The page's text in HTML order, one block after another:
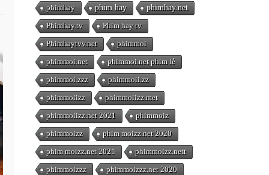
phimhay phim hay
phimhay.net
Phimhay.tv
Phim hay tv
Phimhaytvv.net
phimmoi
phimmoi.net
phimmoi.net phim lẻ
phimmoi.zzz
phimmoii.zz
phimmoiizz
phimmoiizz.met
phimmoiizz.net 2021
phimmoiz
phimmoizz
phim moizz.net 2020
phim moizz.net 2021
phimmoizz.nett
phimmoizzz
phimmoizzz.net 2020